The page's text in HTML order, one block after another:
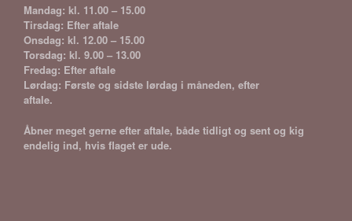
Mandag: kl. 11.00 – 15.00
Tirsdag: Efter aftale
Onsdag: kl. 12.00 – 15.00
Torsdag: kl. 9.00 – 13.00
Fredag: Efter aftale
Lørdag: Første og sidste lørdag i måneden, efter
aftale.
Åbner meget gerne efter aftale, både tidligt og sent og kig
endelig ind, hvis flaget er ude.